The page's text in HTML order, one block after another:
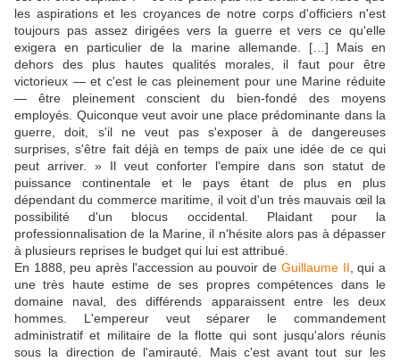
les aspirations et les croyances de notre corps d'officiers n'est
toujours pas assez dirigées vers la guerre et vers ce qu'elle
exigera en particulier de la marine allemande. […] Mais en
dehors des plus hautes qualités morales, il faut pour être
victorieux — et c'est le cas pleinement pour une Marine réduite
— être pleinement conscient du bien-fondé des moyens
employés. Quiconque veut avoir une place prédominante dans la
guerre, doit, s'il ne veut pas s'exposer à de dangereuses
surprises, s'être fait déjà en temps de paix une idée de ce qui
peut arriver. » Il veut conforter l'empire dans son statut de
puissance continentale et le pays étant de plus en plus
dépendant du commerce maritime, il voit d'un très mauvais œil la
possibilité d'un blocus occidental. Plaidant pour la
professionnalisation de la Marine, il n'hésite alors pas à dépasser
à plusieurs reprises le budget qui lui est attribué.
En 1888, peu après l'accession au pouvoir de Guillaume II , qui a
une très haute estime de ses propres compétences dans le
domaine naval, des différends apparaissent entre les deux
hommes. L'empereur veut séparer le commandement
administratif et militaire de la flotte qui sont jusqu'alors réunis
sous la direction de l'amirauté. Mais c'est avant tout sur les